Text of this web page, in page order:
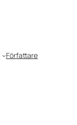
Författare